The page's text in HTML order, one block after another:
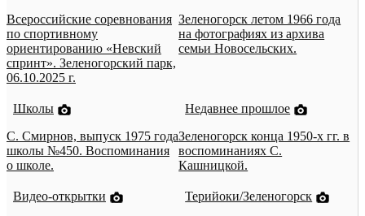
Всероссийские соревнования
по спортивному
ориентированию «Невский
спринт». Зеленогорский парк,
06.10.2025 г.
Зеленогорск летом 1966 года
на фотографиях из архива
семьи Новосельских.
Школы
С. Смирнов, выпуск 1975 года
школы №450. Воспоминания
о школе.
Недавнее прошлое
Зеленогорск конца 1950-х гг. в
воспоминаниях С.
Кашницкой.
Видео-открытки
Терийоки/Зеленогорск